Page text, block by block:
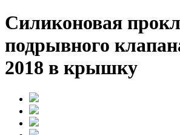
Силиконовая
подрывного
2018 в крышку